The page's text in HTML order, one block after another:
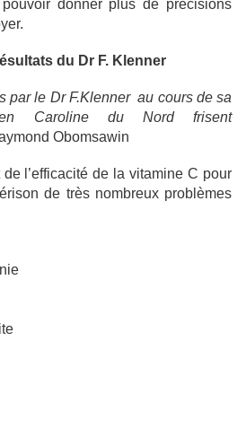
donner plus de précisions
du Dr F. Klenner
par le Dr F.Klenner au cours de sa
Caroline du Nord frisent
Obomsawin
l’efficacité de la vitamine C pour
de très nombreux problèmes